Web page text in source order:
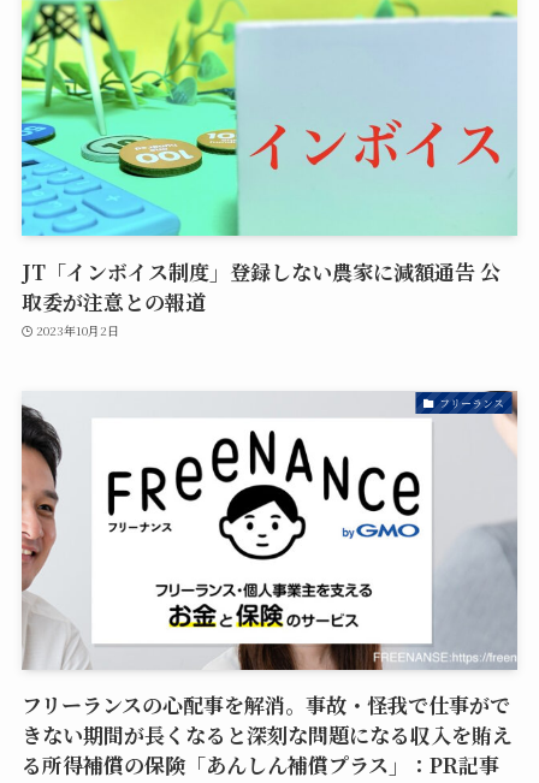
JT「インボイス制度」登録しない農家に減額通告 公
取委が注意との報道
2023年10月2日
フリーランス
フリーランスの心配事を解消。事故・怪我で仕事がで
きない期間が長くなると深刻な問題になる収入を賄え
る所得補償の保険「あんしん補償プラス」：PR記事